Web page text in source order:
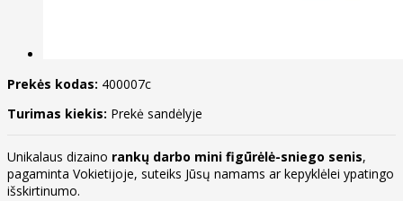
Prekės kodas: 400007c
Turimas kiekis: Prekė sandėlyje
Unikalaus dizaino rankų darbo mini figūrėlė-sniego senis,
pagaminta Vokietijoje, suteiks Jūsų namams ar kepyklėlei ypatingo
išskirtinumo.